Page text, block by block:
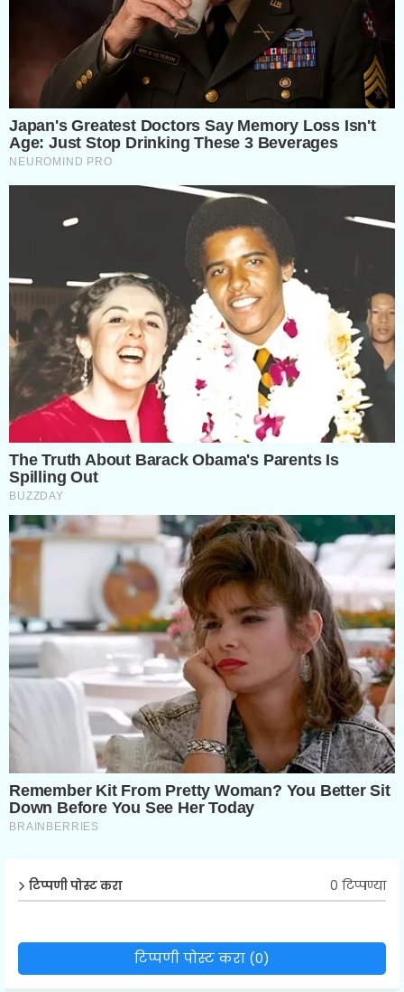
टिप्पणी पोस्ट करा 0 टिप्पण्या
टिप्पणी पोस्ट करा (0)